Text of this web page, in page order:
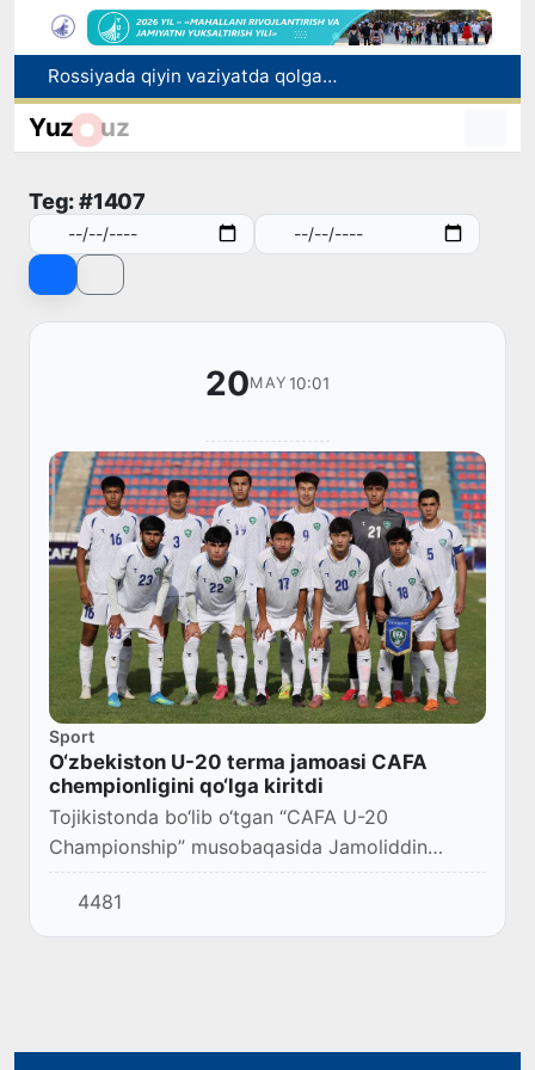
Rossiyada qiyin vaziyatda qolgan yuzlab o‘zbekistonliklar ortga qaytarildi
2030 yilgacha xavfli chiqindilarni qayta ishlash darajasi 20 foizga yetkaziladi
Oʻzbekistonda Barqaror rivojlanish maqsadlari oyligiga start berildi
Yuz uz
Teg: #1407
20MAY 10:01
Sport
O‘zbekiston U-20 terma jamoasi CAFA
chempionligini qo‘lga kiritdi
Tojikistonda bo‘lib o‘tgan “CAFA U-20
Championship” musobaqasida Jamoliddin
Rahmatullaev boshchiligidagi O‘zbekiston U-20
terma jamoasi bosh sovrinni qo‘lga kiritdi.
4481